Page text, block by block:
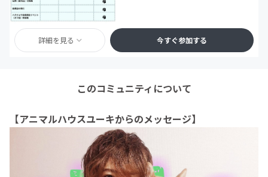
詳細を見る 今すぐ参加する
このコミュニティについて
【アニマルハウスユーキからのメッセージ】